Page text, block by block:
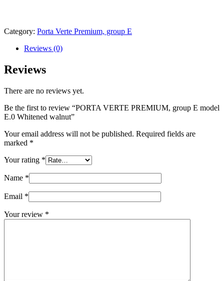
Category: Porta Verte Premium, group E
Reviews (0)
Reviews
There are no reviews yet.
Be the first to review “PORTA VERTE PREMIUM, group E model
E.0 Whitened walnut”
Your email address will not be published. Required fields are
marked *
Your rating *
Name *
Email *
Your review *